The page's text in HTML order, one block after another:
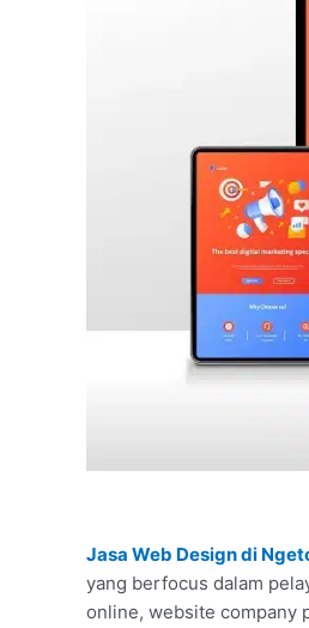
Jasa Web Design di
yang berfocus dalam
online, website company